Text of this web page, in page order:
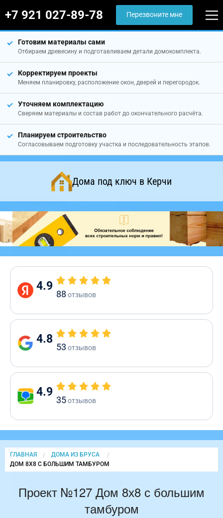
+7 921 027-89-78 Перезвоните мне
Готовим материалы сами
Отбираем древесину и подготавливаем детали домокомплекта.
Корректируем проекты
Меняем планировку, расположение окон, дверей и перегородок.
Уточняем комплектацию
Сверяем материалы и состав работ до окончательного расчёта.
Планируем строительство
Согласовываем подготовку участка и последовательность этапов.
Дома под ключ в Керчи
4.9
88 отзывов
4.8
53 отзывов
4.9
35отзывов
ГЛАВНАЯ
ДОМА ИЗ БРУСА
CURRENT:
ДОМ 8Х8 С БОЛЬШИМ ТАМБУРОМ
Проект №127 Дом 8х8 с большим
тамбуром